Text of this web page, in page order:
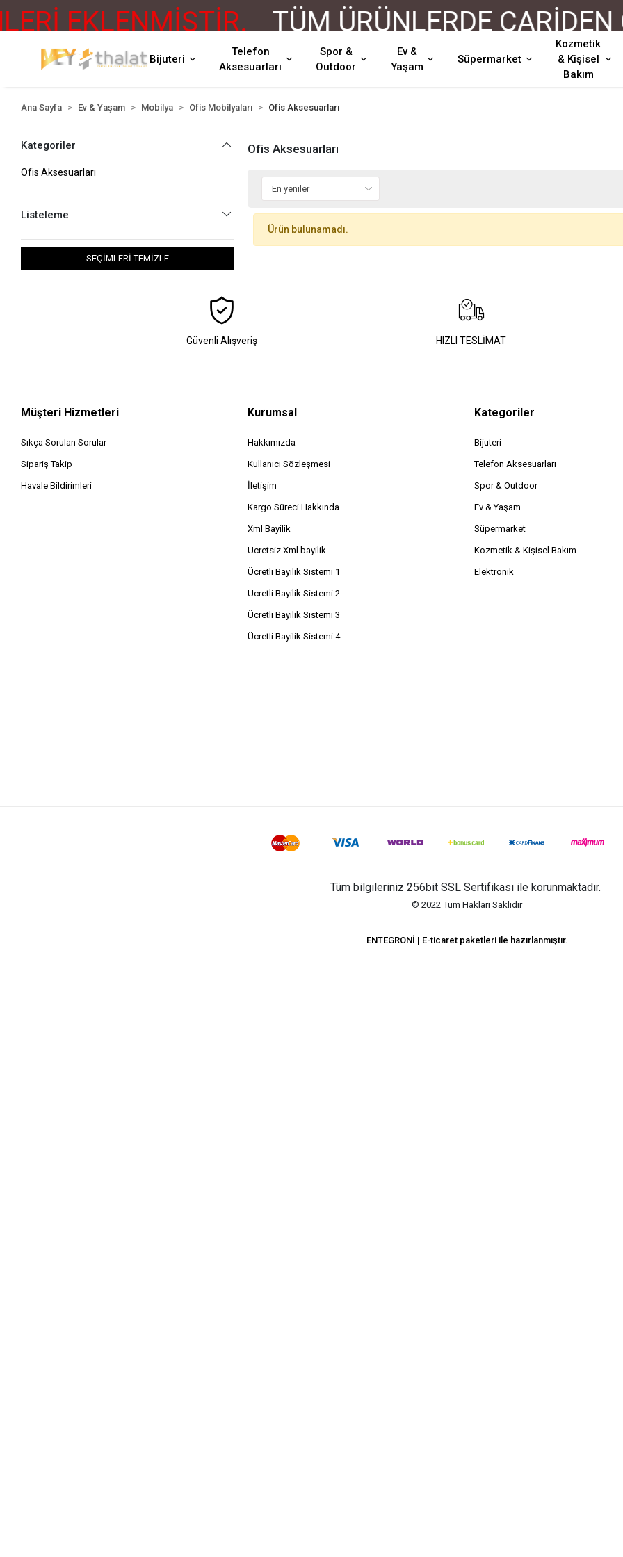
EKLENMİŞTİR. TÜM ÜRÜNLERDE
Bijuteri
Telefon
Aksesuarları
Spor &
Outdoor
Ev &
Yaşam
Süpermarket
Kozmetik
& Kişisel
Bakım
Ana Sayfa Ev & Yaşam Mobilya Ofis Mobilyaları Ofis Aksesuarları
Kategoriler
Ofis Aksesuarları
Listeleme
SEÇİMLERİ TEMİZLE
Ofis Aksesuarları
Ürün bulunamadı.
Güvenli Alışveriş HIZLI TESLİMAT
Müşteri Hizmetleri
Sıkça Sorulan Sorular
Sipariş Takip
Havale Bildirimleri
Kurumsal
Hakkımızda
Kullanıcı Sözleşmesi
İletişim
Kargo Süreci Hakkında
Xml Bayilik
Ücretsiz Xml bayilik
Ücretli Bayilik Sistemi 1
Ücretli Bayilik Sistemi 2
Ücretli Bayilik Sistemi 3
Ücretli Bayilik Sistemi 4
Kategoriler
Bijuteri
Telefon Aksesuarları
Spor & Outdoor
Ev & Yaşam
Süpermarket
Kozmetik & Kişisel Bakım
Elektronik
Tüm bilgileriniz 256bit SSL Sertifikası ile korunmaktadır.
© 2022Tüm Hakları Saklıdır
ENTEGRONİ | E-ticaret paketleri ile hazırlanmıştır.